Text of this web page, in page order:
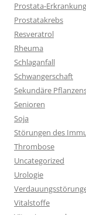
Prostata-
Prostatakrebs
Resveratrol
Rheuma
Schlaganfall
Schwangerschaft
Sekundäre
Senioren
Soja
Störungen des
Thrombose
Uncategorized
Urologie
Vitalstoffe